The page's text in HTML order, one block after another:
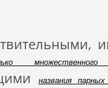
названия